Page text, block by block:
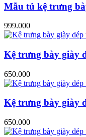
Mẫu tủ kệ trưng
999.000
Kệ trưng bày giày
650.000
Kệ trưng bày giày
650.000